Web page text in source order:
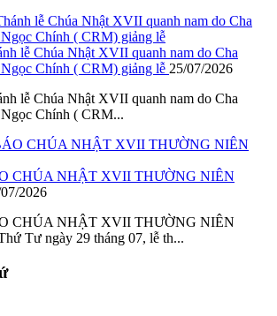
lễ Chúa Nhật XVII quanh nam do Cha
Chính ( CRM) giảng lễ 25/07/2026
lễ Chúa Nhật XVII quanh nam do Cha
Chính ( CRM...
CHÚA NHẬT XVII THƯỜNG NIÊN
2026
CHÚA NHẬT XVII THƯỜNG NIÊN
Tư ngày 29 tháng 07, lễ th...